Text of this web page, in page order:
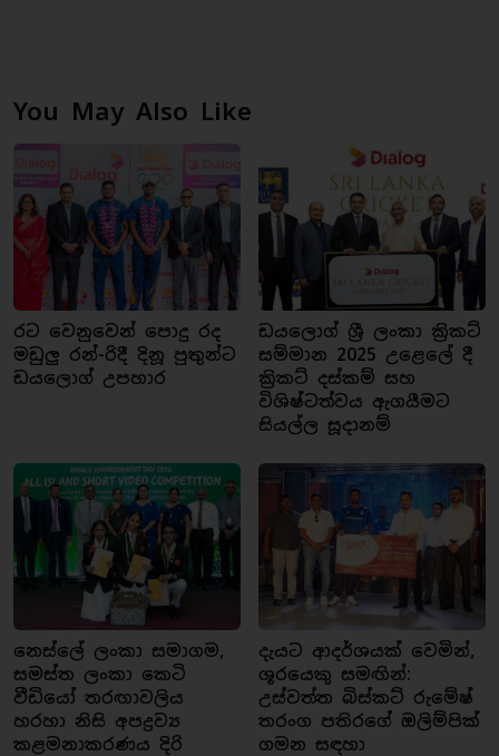
You May Also Like
රට වෙනුවෙන් පොදු රද
මඩුලු රන්-රිදී දිනූ පුතුන්ට
ඩයලොග් උපහාර
ඩයලොග් ශ්‍රී ලංකා ක්‍රිකට්
සම්මාන 2025 උළෙලේ දී
ක්‍රිකට් දස්කම් සහ
විශිෂ්ටත්වය ඇගයීමට
සියල්ල සූදානම්
නෙස්ලේ ලංකා සමාගම,
සමස්ත ලංකා කෙටි
වීඩියෝ තරඟාවලිය
හරහා නිසි අපද්‍රව්‍ය
කළමනාකරණය දිරි
දැයට ආදර්ශයක් වෙමින්,
ශූරයෙකු සමඟින්:
උස්වත්ත බිස්කට් රුමේෂ්
තරංග පතිරගේ ඔලිම්පික්
ගමන සඳහා